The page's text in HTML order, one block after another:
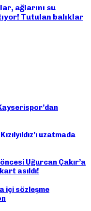
ağlarını su
Tutulan balıklar
uzatmada
Uğurcan Çakır’a
asıldı!
içi sözleşme